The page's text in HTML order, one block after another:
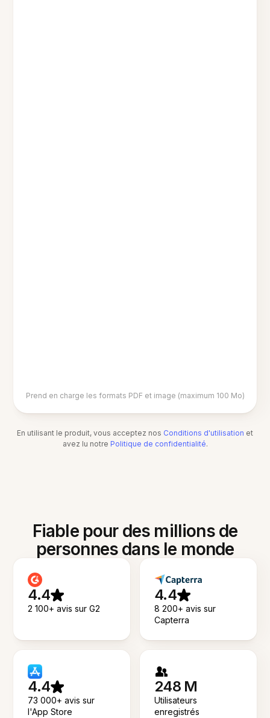
Prend en charge les formats PDF et image (maximum 100 Mo)
En utilisant le produit, vous acceptez nos Conditions d'utilisation et
avez lu notre Politique de confidentialité.
Fiable pour des millions de
personnes dans le monde
4.4
2 100+ avis sur G2
4.4
8 200+ avis sur
Capterra
4.4
73 000+ avis sur
l'App Store
248 M
Utilisateurs
enregistrés